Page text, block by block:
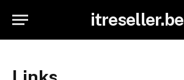
itreseller.be